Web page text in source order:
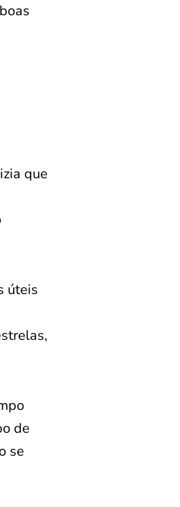
que
úteis
de
se